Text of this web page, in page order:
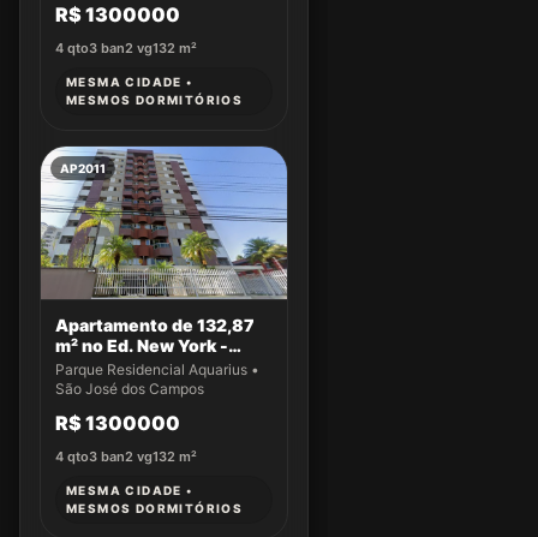
R$ 1300000
4 qto3 ban2 vg132 m²
MESMA CIDADE •
MESMOS DORMITÓRIOS
AP2011
Apartamento de 132,87
m² no Ed. New York -
Apto 43
Parque Residencial Aquarius •
São José dos Campos
R$ 1300000
4 qto3 ban2 vg132 m²
MESMA CIDADE •
MESMOS DORMITÓRIOS